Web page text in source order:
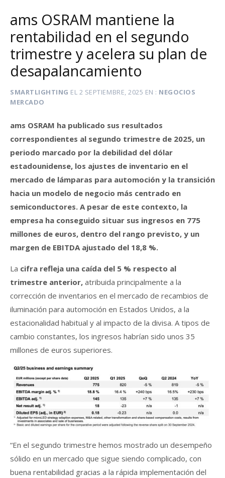
ams OSRAM mantiene la
rentabilidad en el segundo
trimestre y acelera su plan de
desapalancamiento
SMARTLIGHTING EL 2 SEPTIEMBRE, 2025 EN
NEGOCIOS
MERCADO
ams OSRAM ha publicado sus resultados
correspondientes al segundo trimestre de 2025, un
periodo marcado por la debilidad del dólar
estadounidense, los ajustes de inventario en el
mercado de lámparas para automoción y la transición
hacia un modelo de negocio más centrado en
semiconductores. A pesar de este contexto, la
empresa ha conseguido situar sus ingresos en 775
millones de euros, dentro del rango previsto, y un
margen de EBITDA ajustado del 18,8 %.
La cifra refleja una caída del 5 % respecto al
trimestre anterior, atribuida principalmente a la
corrección de inventarios en el mercado de recambios de
iluminación para automoción en Estados Unidos, a la
estacionalidad habitual y al impacto de la divisa. A tipos de
cambio constantes, los ingresos habrían sido unos 35
millones de euros superiores.
“En el segundo trimestre hemos mostrado un desempeño
sólido en un mercado que sigue siendo complicado, con
buena rentabilidad gracias a la rápida implementación del